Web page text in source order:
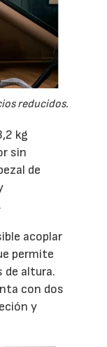
reducidos.
kg
sin
de
acoplar
permite
de altura.
con dos
y